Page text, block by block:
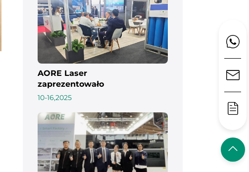
AORE Laser
zaprezentowało
zaawansowane
cięcia laserowego na
targach MAKTEK Ko
10-16,2025